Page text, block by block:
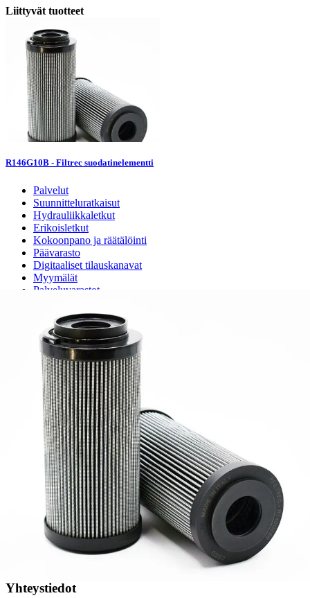
Liittyvät tuotteet
R146G10B - Filtrec suodatinelementti
Palvelut
Suunnitteluratkaisut
Hydrauliikkaletkut
Erikoisletkut
Kokoonpano ja räätälöinti
Päävarasto
Digitaaliset tilauskanavat
Myymälät
Palveluvarastot
Enerpac-huolto
24h päivystys
Tekninen tuki
Sylinterilaskuri
Sähköteholaskuri
Virtausnopeuslaskuri
Hammaspyöräpumpun tilavuuslaskuri
Hydrauliteholaskuri
Teollisuusletkuhaku
Suodatinhaku
Magneettikelahaku
Meistä
Tarina
Avoimet työpaikat
Ympäristöpolitiikka
Messut ja tapahtumat
Laskutustiedot
Tilinavaushakemus
Yhteystiedot